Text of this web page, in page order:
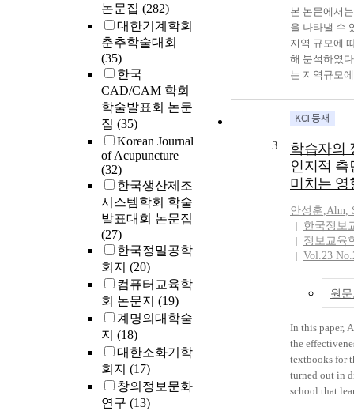
논문집 (282)
대한기계학회
춘추학술대회
(35)
한국
CAD/CAM 학회
학술발표회 논문
집 (35)
Korean Journal
of Acupuncture
(32)
한국생산제조
시스템학회 학술
발표대회 논문집
(27)
한국정밀공학
회지 (20)
컴퓨터교육학
회 논문지 (19)
계명의대학술
지 (18)
대한소화기학
회지 (17)
창의정보문화
연구 (13)
that restricted
new type of
results of test
reliability and
acquirement
clinic
본 논문에서
을 나타낼 수
지역 규모에
해 분석하였
는 지역규모
도시, 대도시
등급의 차이
교와 중학교
것을 확인하
다른 지역 학
으로 나타났
읍면지역 학
있는 것을 확
선하기 위한
개발이 필요
구는 향후 지
에 따른 체계
책 및 프로그
기초 자료로
3
학습자의
인지적 측
미치는 영
안성훈,Ahn,
한국정보
정보교육
Vol.23
원
In this paper,
the
textbooks for
turned out in
school that